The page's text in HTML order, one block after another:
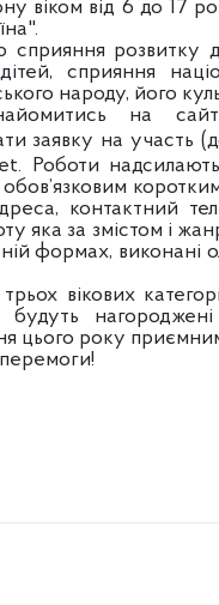
віком від 6 до 17
розвитку
сприяння
народу, його
на сайті
заявку на участь
. Роботи
контактний
яка за змістом і
формах,
трьох вікових
цього року